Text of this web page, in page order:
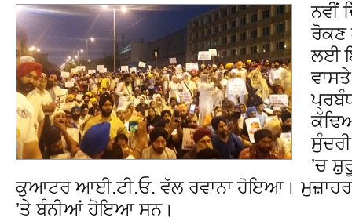
ਨਵੀਂ
ਰੋਕਣ
ਲਈ
’ਚ
ਕੁਆਟਰ ਆਈ.ਟੀ.ਓ. ਵੱਲ ਰਵਾਨਾ ਹੋਇਆ।
’ਤੇ ਬੰਨੀਆਂ ਹੋਇਆ ਸਨ।